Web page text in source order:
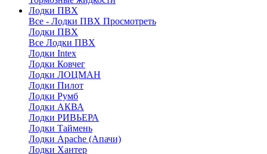
Лодки ПВХ
Все - Лодки ПВХ Просмотреть
Лодки ПВХ
Все Лодки ПВХ
Лодки Intex
Лодки Ковчег
Лодки ЛОЦМАН
Лодки Пилот
Лодки Румб
Лодки АКВА
Лодки РИВЬЕРА
Лодки Таймень
Лодки Apache (Апачи)
Лодки Хантер